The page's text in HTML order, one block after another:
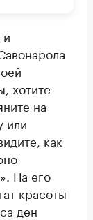
хотите
на
или
как
На его
красоты
ден